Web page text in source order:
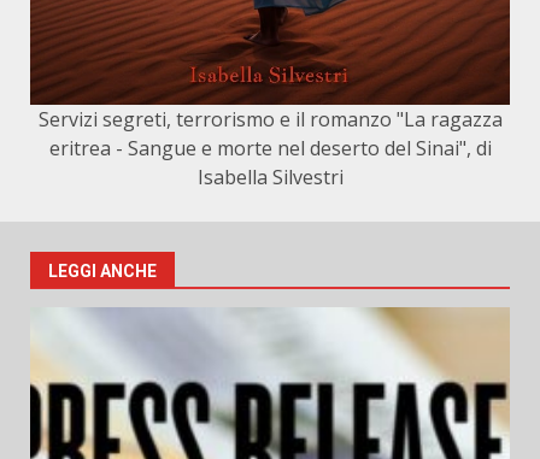
Servizi segreti, terrorismo e il romanzo "La ragazza
eritrea - Sangue e morte nel deserto del Sinai", di
Isabella Silvestri
LEGGI ANCHE